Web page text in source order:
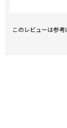
このレビューは参考